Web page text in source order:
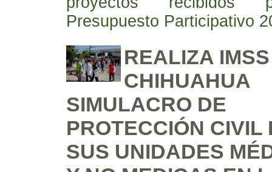
Presupuesto Participativo
REALIZA IMSS
CHIHUAHUA
SIMULACRO DE
PROTECCIÓN CIVIL
SUS UNIDADES